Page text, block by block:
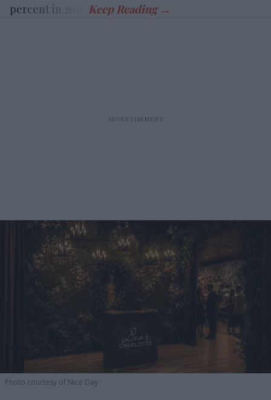
percent in 2026.
Photo courtesy of Nice Day